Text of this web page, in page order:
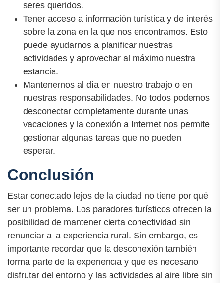
seres queridos.
Tener acceso a información turística y de interés
sobre la zona en la que nos encontramos. Esto
puede ayudarnos a planificar nuestras
actividades y aprovechar al máximo nuestra
estancia.
Mantenernos al día en nuestro trabajo o en
nuestras responsabilidades. No todos podemos
desconectar completamente durante unas
vacaciones y la conexión a Internet nos permite
gestionar algunas tareas que no pueden
esperar.
Conclusión
Estar conectado lejos de la ciudad no tiene por qué
ser un problema. Los paradores turísticos ofrecen la
posibilidad de mantener cierta conectividad sin
renunciar a la experiencia rural. Sin embargo, es
importante recordar que la desconexión también
forma parte de la experiencia y que es necesario
disfrutar del entorno y las actividades al aire libre sin